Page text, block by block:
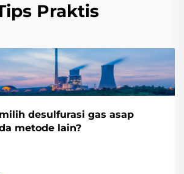
Praktis
desulfurasi gas asap
metode lain?